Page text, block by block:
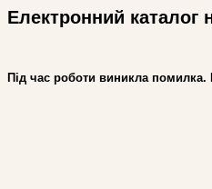
Електронний каталог
Під час роботи виникла помилка.